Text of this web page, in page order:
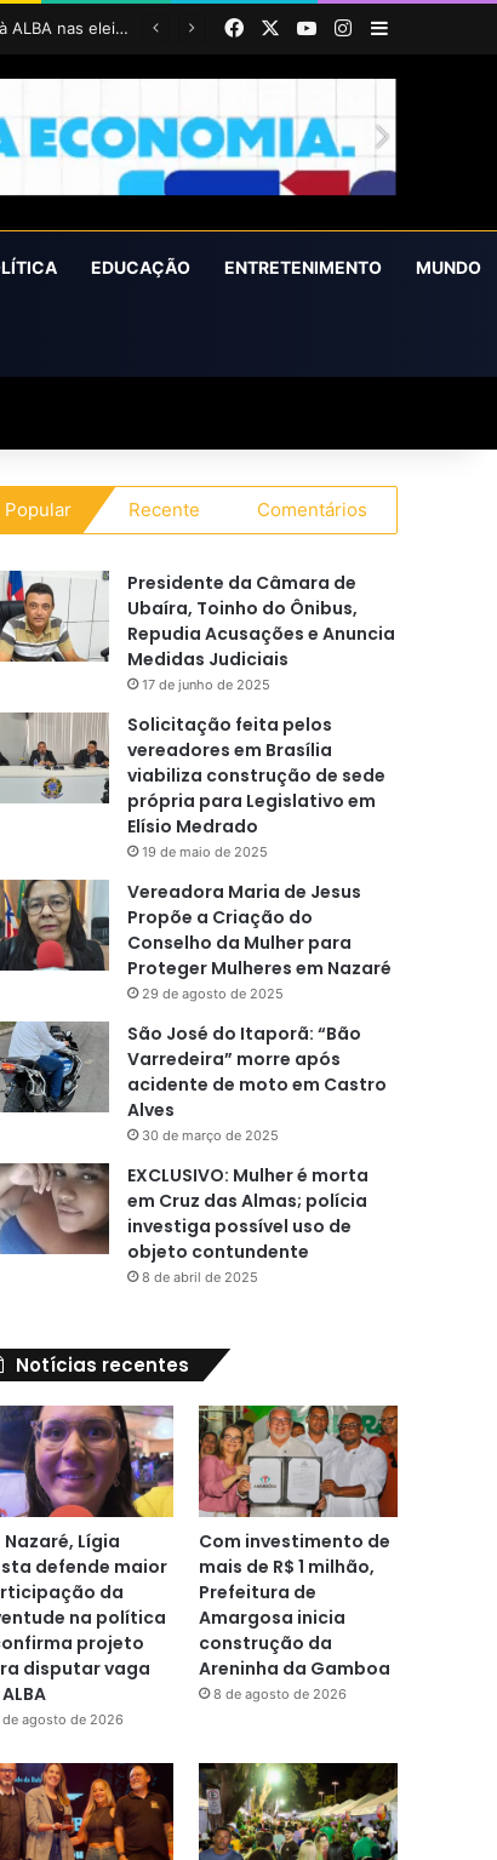
Em Nazaré, Lígia Costa defende maior participação da juventude na política e confirma projeto para disputar vaga na ALBA FacebookYouTubeInstagram
Barra
EDUCAÇÃO ENTRETENIMENTO MUNDO
Popular Recente Comentários
Presidente da Câmara de
Ubaíra, Toinho do Ônibus,
Repudia Acusações e Anuncia
Medidas Judiciais
17 de junho de 2025
Solicitação feita pelos
vereadores em Brasília
viabiliza construção de sede
própria para Legislativo em
Elísio Medrado
19 de maio de 2025
Vereadora Maria de Jesus
Propõe a Criação do
Conselho da Mulher para
Proteger Mulheres em Nazaré
29 de agosto de 2025
São José do Itaporã: “Bão
Varredeira” morre após
acidente de moto em Castro
Alves
30 de março de 2025
EXCLUSIVO: Mulher é morta
em Cruz das Almas; polícia
investiga possível uso de
objeto contundente
8 de abril de 2025
Notícias recentes
Nazaré, Lígia
defende maior
da
na política
projeto
disputar vaga
agosto de 2026
Com investimento de
mais de R$ 1 milhão,
Prefeitura de
Amargosa inicia
construção da
Areninha da Gamboa
8 de agosto de 2026